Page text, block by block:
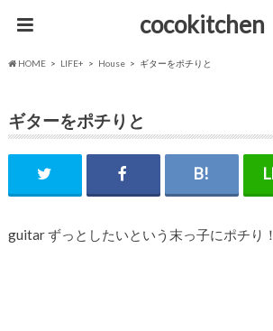
cocokitchen
HOME LIFE+ House ギターをポチりと
ギターをポチりと
guitar ずっとしたいという末っ子にポチり！